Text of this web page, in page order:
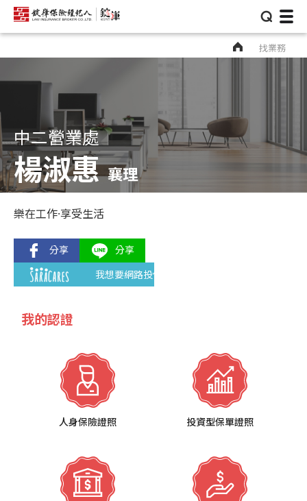
⌕
找業務
中二營業處
楊淑惠 襄理
樂在工作·享受生活
我想要網路投保
我的認證
人身保險證照 投資型保單證照